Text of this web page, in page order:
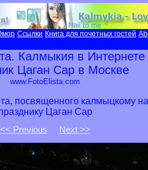
Ссылки Книга для почетных гостей
Калмыкия в Интернете
Цаган Сар в Москве
www.FotoElista.com
посвященного калмыцкому
Цаган Сар
<< Previous Next >>